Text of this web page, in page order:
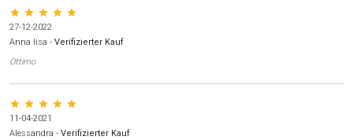
star star star star star
27-12-2022
Anna lisa - Verifizierter Kauf
Ottimo
star star star star star
11-04-2021
Alessandra - Verifizierter Kauf